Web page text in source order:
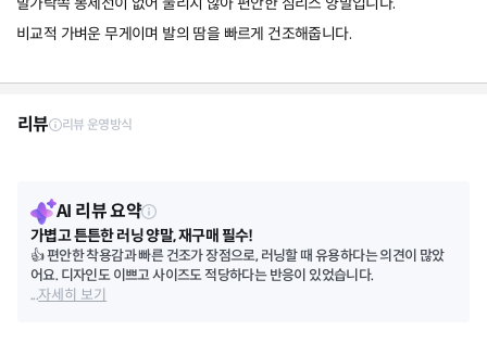
비교적 가벼운 무게이며 발의 땀을 빠르게 건조해줍니다.